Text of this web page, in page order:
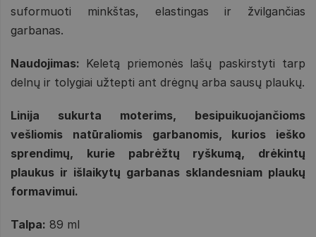
suformuoti minkštas, elastingas ir žvilgančias
garbanas.
Naudojimas: Keletą priemonės lašų paskirstyti tarp
delnų ir tolygiai užtepti ant drėgnų arba sausų plaukų.
Linija sukurta moterims, besipuikuojančioms
vešliomis natūraliomis garbanomis, kurios ieško
sprendimų, kurie pabrėžtų ryškumą, drėkintų
plaukus ir išlaikytų garbanas sklandesniam plaukų
formavimui.
Talpa: 89 ml